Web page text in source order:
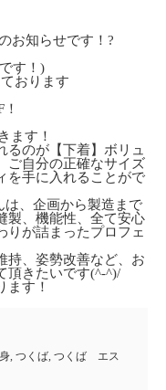
お知らせです！?
す！)
おります
ます！
るのが【下着】ボリュ
ご自分の正確なサイズ
を手に入れることがで
は、企画から製造まで
製、機能性、全て安心
りが詰まったプロフェ
持、姿勢改善など、お
頂きたいです(^-^)/
ます！
つくば つくば エス